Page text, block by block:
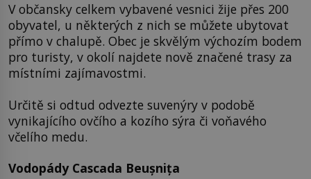
V občansky celkem vybavené vesnici žije přes 200
obyvatel, u některých z nich se můžete ubytovat
přímo v chalupě. Obec je skvělým výchozím bodem
pro turisty, v okolí najdete nově značené trasy za
místními zajímavostmi.
Určitě si odtud odvezte suvenýry v podobě
vynikajícího ovčího a kozího sýra či voňavého
včelího medu.
Vodopády Cascada Beușnița